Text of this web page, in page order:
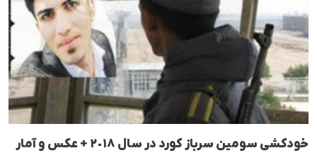
خودکشی سومین سرباز کورد در سال ٢٠١٨ + عکس و آمار